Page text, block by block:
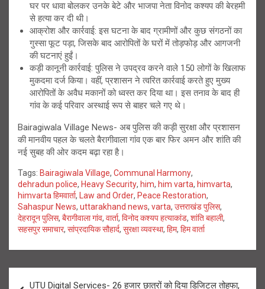
घर पर धावा बोलकर उनके बेटे और भाजपा नेता विनोद कश्यप की बेरहमी
से हत्या कर दी थी।
आक्रोश और कार्रवाई: इस घटना के बाद ग्रामीणों और कुछ संगठनों का
गुस्सा फूट पड़ा, जिसके बाद आरोपितों के घरों में तोड़फोड़ और आगजनी
की घटनाएं हुईं।
कड़ी कानूनी कार्रवाई: पुलिस ने उपद्रव करने वाले 150 लोगों के खिलाफ
मुकदमा दर्ज किया। वहीं, प्रशासन ने त्वरित कार्रवाई करते हुए मुख्य
आरोपितों के अवैध मकानों को ध्वस्त कर दिया था। इस तनाव के बाद ही
गांव के कई परिवार अस्थाई रूप से बाहर चले गए थे।
Bairagiwala Village News- अब पुलिस की कड़ी सुरक्षा और प्रशासन
की मानवीय पहल के चलते बैरागीवाला गांव एक बार फिर अमन और शांति की
नई सुबह की ओर कदम बढ़ा रहा है।
Tags: Bairagiwala Village, Communal Harmony,
dehradun police, Heavy Security, him, him varta, himvarta,
himvarta हिमवार्ता, Law and Order, Peace Restoration,
Sahaspur News, uttarakhand news, varta, उत्तराखंड पुलिस,
देहरादून पुलिस, बैरागीवाला गांव, वार्ता, विनोद कश्यप हत्याकांड, शांति बहाली,
सहसपुर समाचार, सांप्रदायिक सौहार्द, सुरक्षा व्यवस्था, हिम, हिम वार्ता
UTU Digital Services- 26 हजार छात्रों को दिया डिजिटल तोहफा,